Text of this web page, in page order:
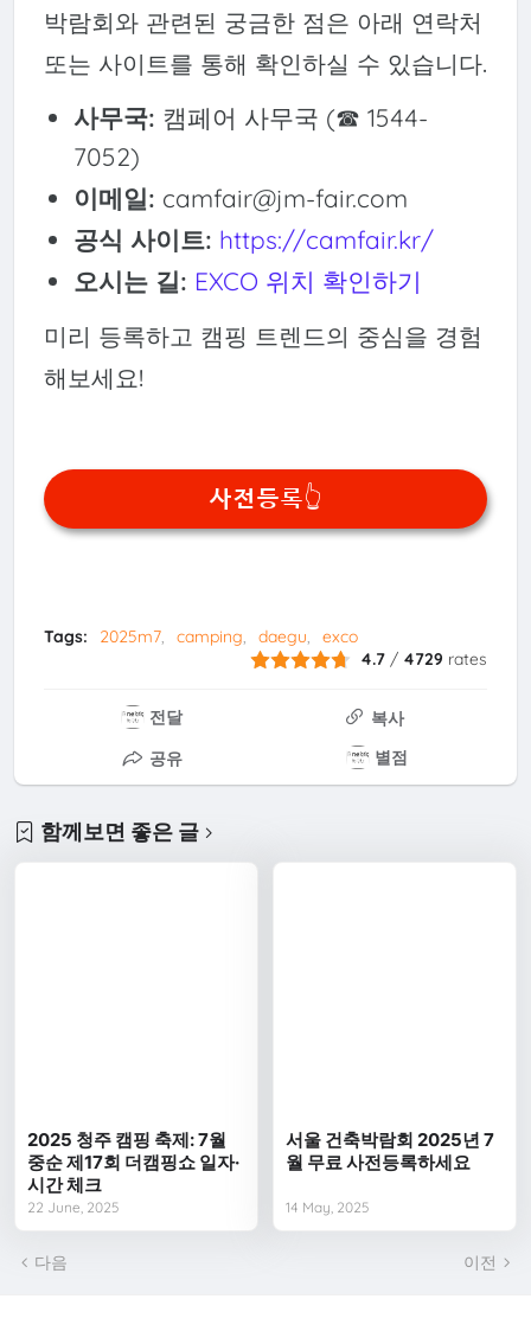
박람회와 관련된 궁금한 점은 아래 연락처
또는 사이트를 통해 확인하실 수 있습니다.
사무국: 캠페어 사무국 (☎ 1544-
7052)
이메일: camfair@jm-fair.com
공식 사이트: https://camfair.kr/
오시는 길: EXCO 위치 확인하기
미리 등록하고 캠핑 트렌드의 중심을 경험
해보세요!
사전등록👆
Tags: 2025m7 camping daegu
exco
4.7 / 4729 rates
전달
복사
공유
별점
함께보면 좋은 글
2025 청주 캠핑 축제: 7월
중순 제17회 더캠핑쇼 일자·
시간 체크
22 June, 2025
서울 건축박람회 2025년 7
월 무료 사전등록하세요
14 May, 2025
다음 이전